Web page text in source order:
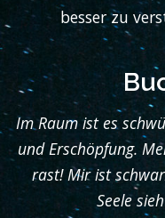
besser zu
Im Raum ist es
und Erschöpfung.
rast! Mir ist
Seele